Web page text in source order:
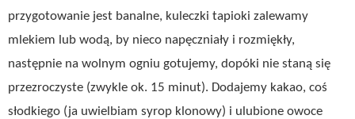
przygotowanie jest banalne, kuleczki tapioki zalewamy
mlekiem lub wodą, by nieco napęczniały i rozmiękły,
następnie na wolnym ogniu gotujemy, dopóki nie staną się
przezroczyste (zwykle ok. 15 minut). Dodajemy kakao, coś
słodkiego (ja uwielbiam syrop klonowy) i ulubione owoce